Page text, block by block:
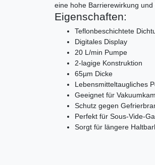
eine hohe Barrierewirkung
Eigenschaften:
Teflonbeschichtete
Digitales Display
20 L/min Pumpe
2-lagige Konstruktion
65µm Dicke
Lebensmitteltaugliches
Geeignet für
Schutz gegen
Perfekt für Sous-Vide-
Sorgt für längere